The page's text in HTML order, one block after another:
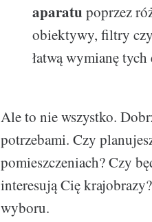
aparatupoprzez
obiektywy, filtry
łatwą wymianę
Ale to nie wszystko.
potrzebami. Czy
pomieszczeniach? Czy
interesują Cię
wyboru.